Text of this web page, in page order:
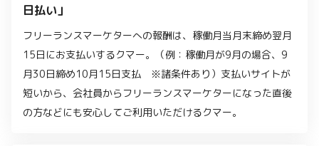
日払い」
フリーランスマーケターへの報酬は、稼働月当月末締め翌月
15日にお支払いするクマー。（例：稼働月が9月の場合、9
月30日締め10月15日支払 ※諸条件あり）支払いサイトが
短いから、会社員からフリーランスマーケターになった直後
の方などにも安心してご利用いただけるクマー。